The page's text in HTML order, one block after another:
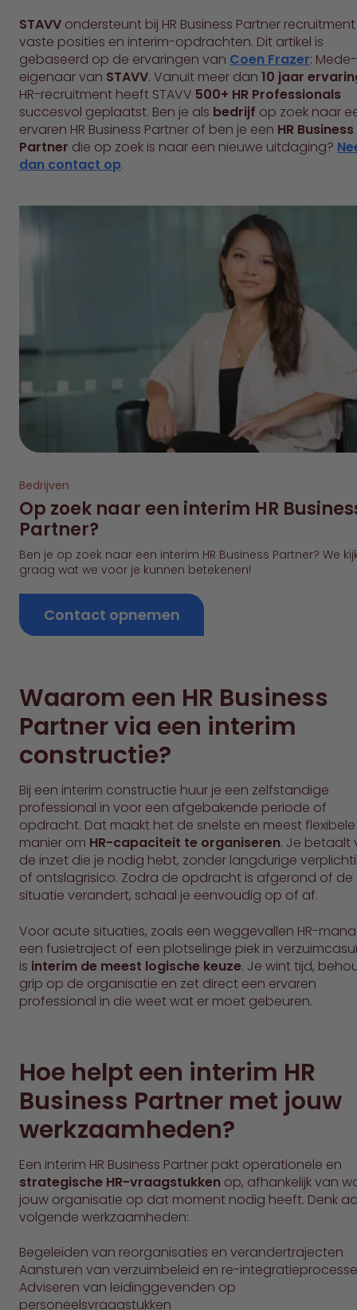
STAVV ondersteunt bij HR Business Partner
vaste posities en interim-opdrachten. Dit artikel is
gebaseerd op de ervaringen van Coen Frazer: Mede-
eigenaar van STAVV. Vanuit meer dan 10 jaar
HR-recruitment heeft STAVV 500+ HR Professionals
succesvol geplaatst. Ben je als bedrijf op zoek naar
ervaren HR Business Partner of ben je een HR Business
Partner die op zoek is naar een nieuwe uitdaging?
dan contact op.
Bedrijven
Op zoek naar een interim HR
Partner?
Ben je op zoek naar een interim HR Business Partner? We
graag wat we voor je kunnen betekenen!
Contact opnemen
Waarom een HR Business
Partner via een interim
constructie?
Bij een interim constructie huur je een zelfstandige
professional in voor een afgebakende periode of
opdracht. Dat maakt het de snelste en meest flexibele
manier om HR-capaciteit te organiseren. Je betaalt
de inzet die je nodig hebt, zonder langdurige
of ontslagrisico. Zodra de opdracht is afgerond of de
situatie verandert, schaal je eenvoudig op of af.
Voor acute situaties, zoals een weggevallen HR-
een fusietraject of een plotselinge piek in
is interim de meest logische keuze. Je wint tijd,
grip op de organisatie en zet direct een ervaren
professional in die weet wat er moet gebeuren.
Hoe helpt een interim HR
Business Partner met jouw
werkzaamheden?
Een interim HR Business Partner pakt operationele en
strategische HR-vraagstukken op, afhankelijk van
jouw organisatie op dat moment nodig heeft. Denk
volgende werkzaamheden:
Begeleiden van reorganisaties en verandertrajecten
Aansturen van verzuimbeleid en re-
Adviseren van leidinggevenden op
personeelsvraagstukken